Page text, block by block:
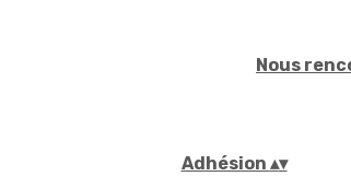
Nous
Adhésion ▴▾